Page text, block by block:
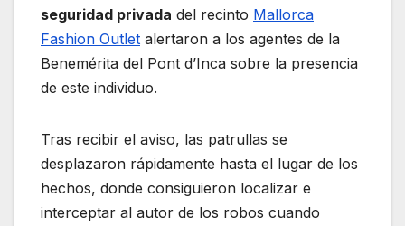
seguridad privada del recinto Mallorca
Fashion Outlet alertaron a los agentes de la
Benemérita del Pont d’Inca sobre la presencia
de este individuo.
Tras recibir el aviso, las patrullas se
desplazaron rápidamente hasta el lugar de los
hechos, donde consiguieron localizar e
interceptar al autor de los robos cuando